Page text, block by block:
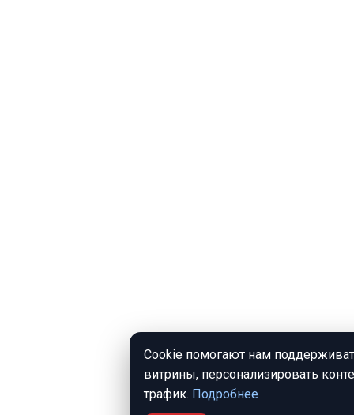
Cookie помогают нам
витрины, персонализировать
трафик. Подробнее